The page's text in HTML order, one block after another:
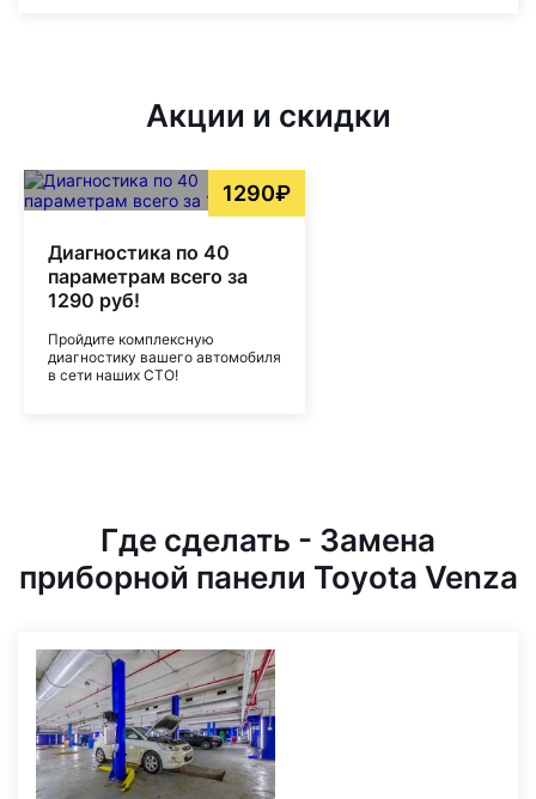
Акции и скидки
1290₽
Диагностика по 40
параметрам всего за
1290 руб!
Пройдите комплексную
диагностику вашего автомобиля
в сети наших СТО!
Где сделать - Замена
приборной панели Toyota Venza